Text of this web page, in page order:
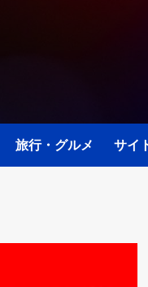
旅行・グルメ サイ